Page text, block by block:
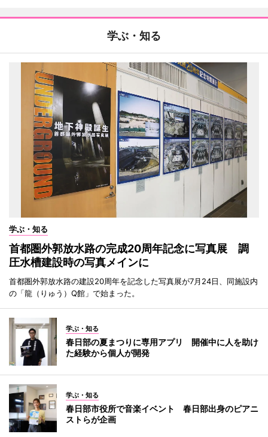
学ぶ・知る
学ぶ・知る
首都圏外郭放水路の完成20周年記念に写真展 調
圧水槽建設時の写真メインに
首都圏外郭放水路の建設20周年を記念した写真展が7月24日、同施設内
の「龍（りゅう）Q館」で始まった。
学ぶ・知る
春日部の夏まつりに専用アプリ 開催中に人を助け
た経験から個人が開発
学ぶ・知る
春日部市役所で音楽イベント 春日部出身のピアニ
ストらが企画